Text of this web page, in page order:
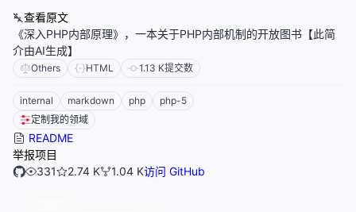
查看原文
《深入PHP内部原理》，一本关于PHP内部机制的开放图书【此简
介由AI生成】
Others HTML 1.13 K提交数
internal markdown php
php-5
定制我的领域
README
举报项目
331
2.74 K 1.04 K访问 GitHub